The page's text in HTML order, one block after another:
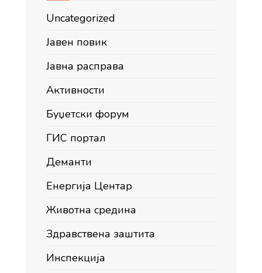
Uncategorized
Јавен повик
Јавна расправа
Активности
Буџетски форум
ГИС портал
Деманти
Енергија Центар
Животна средина
Здравствена заштита
Инспекција